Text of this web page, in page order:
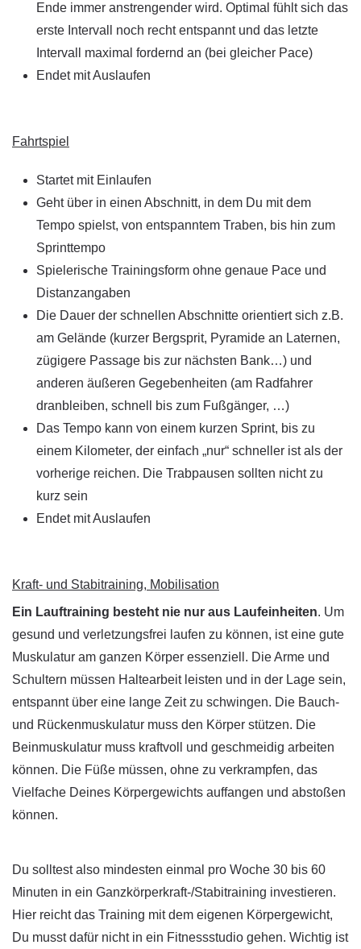
Ende immer anstrengender wird. Optimal fühlt sich das
erste Intervall noch recht entspannt und das letzte
Intervall maximal fordernd an (bei gleicher Pace)
Endet mit Auslaufen
Fahrtspiel
Startet mit Einlaufen
Geht über in einen Abschnitt, in dem Du mit dem
Tempo spielst, von entspanntem Traben, bis hin zum
Sprinttempo
Spielerische Trainingsform ohne genaue Pace und
Distanzangaben
Die Dauer der schnellen Abschnitte orientiert sich z.B.
am Gelände (kurzer Bergsprit, Pyramide an Laternen,
zügigere Passage bis zur nächsten Bank…) und
anderen äußeren Gegebenheiten (am Radfahrer
dranbleiben, schnell bis zum Fußgänger, …)
Das Tempo kann von einem kurzen Sprint, bis zu
einem Kilometer, der einfach „nur“ schneller ist als der
vorherige reichen. Die Trabpausen sollten nicht zu
kurz sein
Endet mit Auslaufen
Kraft- und Stabitraining, Mobilisation
Ein Lauftraining besteht nie nur aus Laufeinheiten. Um
gesund und verletzungsfrei laufen zu können, ist eine gute
Muskulatur am ganzen Körper essenziell. Die Arme und
Schultern müssen Haltearbeit leisten und in der Lage sein,
entspannt über eine lange Zeit zu schwingen. Die Bauch-
und Rückenmuskulatur muss den Körper stützen. Die
Beinmuskulatur muss kraftvoll und geschmeidig arbeiten
können. Die Füße müssen, ohne zu verkrampfen, das
Vielfache Deines Körpergewichts auffangen und abstoßen
können.
Du solltest also mindesten einmal pro Woche 30 bis 60
Minuten in ein Ganzkörperkraft-/Stabitraining investieren.
Hier reicht das Training mit dem eigenen Körpergewicht,
Du musst dafür nicht in ein Fitnessstudio gehen. Wichtig ist